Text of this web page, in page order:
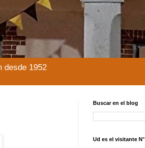
desde 1952
Buscar en el blog
Ud es el visitante N°